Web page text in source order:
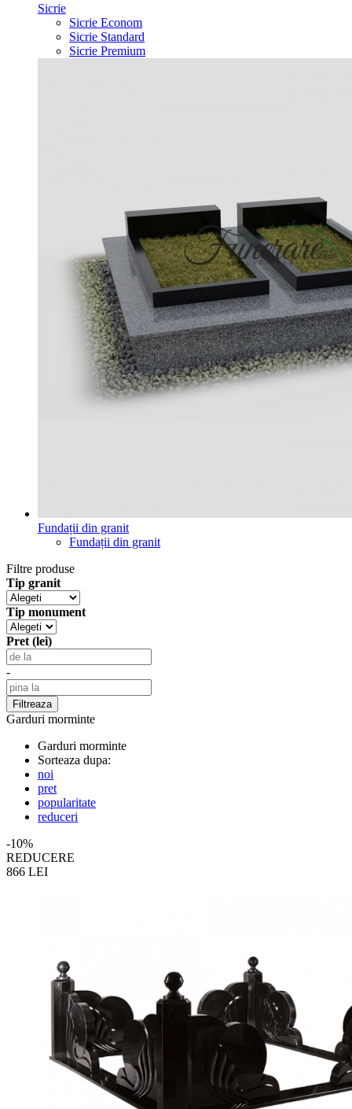
Sicrie
Sicrie Econom
Sicrie Standard
Sicrie Premium
Fundații din granit
Fundații din granit
Filtre produse
Tip granit
Tip monument
Pret (lei)
-
Garduri morminte
Garduri morminte
Sorteaza dupa:
noi
pret
popularitate
reduceri
-10%
REDUCERE
866 LEI